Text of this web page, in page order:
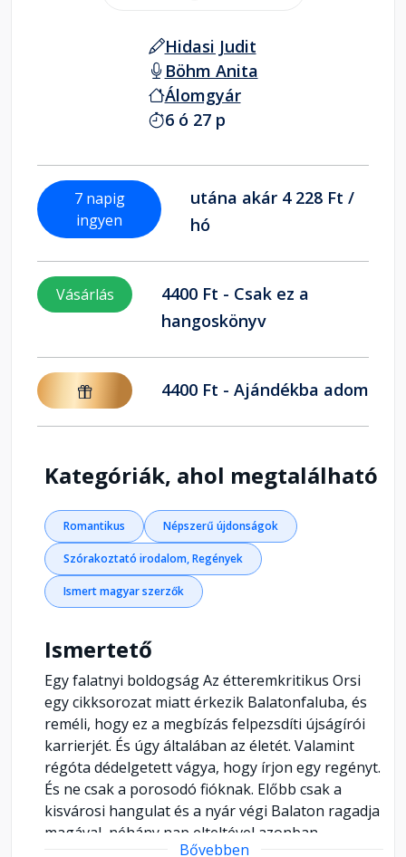
Hidasi Judit
Böhm Anita
Álomgyár
6 ó 27 p
7 napig
ingyen
utána akár 4 228 Ft /
hó
Vásárlás
4400 Ft - Csak ez a
hangoskönyv
4400 Ft - Ajándékba adom
Kategóriák, ahol megtalálható
Romantikus Népszerű újdonságok
Szórakoztató irodalom, Regények
Ismert magyar szerzők
Ismertető
Egy falatnyi boldogság Az étteremkritikus Orsi
egy cikksorozat miatt érkezik Balatonfaluba, és
reméli, hogy ez a megbízás felpezsdíti újságírói
karrierjét. És úgy általában az életét. Valamint
régóta dédelgetett vágya, hogy írjon egy regényt.
És ne csak a porosodó fióknak. Előbb csak a
kisvárosi hangulat és a nyár végi Balaton ragadja
magával, néhány nap elteltével azonban
Bővebben